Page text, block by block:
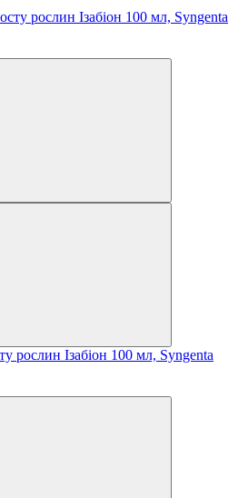
рослин Ізабіон 100 мл, Syngenta